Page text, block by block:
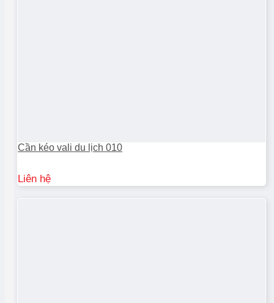
Cần kéo vali du lịch 010
Liên hệ